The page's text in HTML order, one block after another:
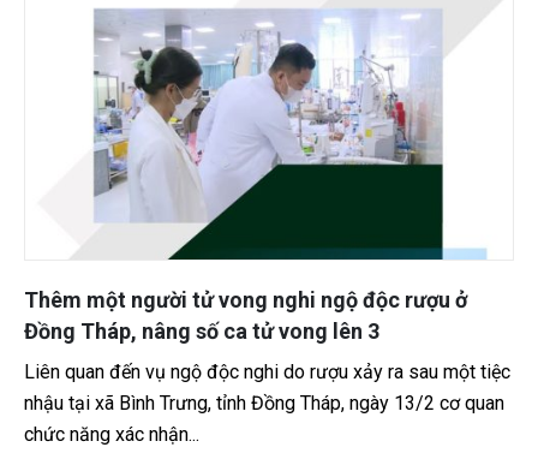
Thêm một người tử vong nghi ngộ độc rượu ở
Đồng Tháp, nâng số ca tử vong lên 3
Liên quan đến vụ ngộ độc nghi do rượu xảy ra sau một tiệc
nhậu tại xã Bình Trưng, tỉnh Đồng Tháp, ngày 13/2 cơ quan
chức năng xác nhận...